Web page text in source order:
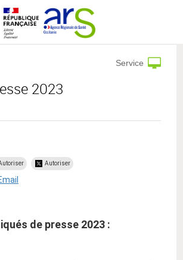
2023
Service
Autoriser
de presse 2023 :